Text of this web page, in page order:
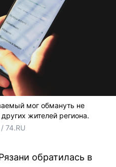
мог обмануть не
жителей региона.
74.RU
обратилась в